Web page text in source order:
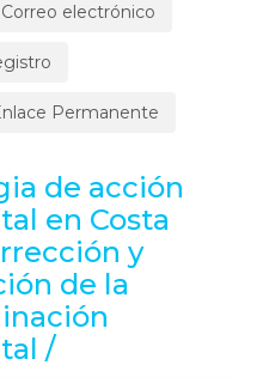
electrónico
Permanente
de acción
en Costa
y
de la
/